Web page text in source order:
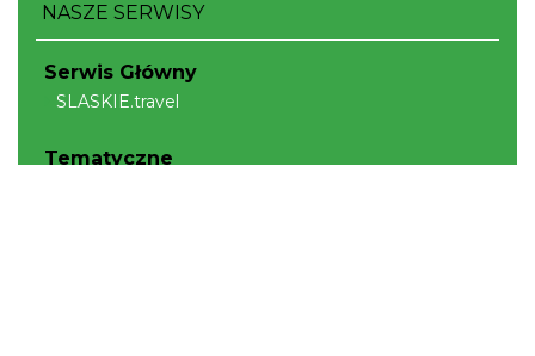
NASZE SERWISY
Serwis Główny
SLASKIE.travel
Tematyczne